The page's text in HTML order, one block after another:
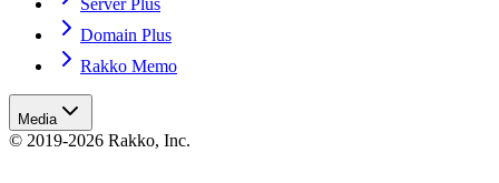
Server Plus
Domain Plus
Rakko Memo
Media
© 2019-2026 Rakko, Inc.